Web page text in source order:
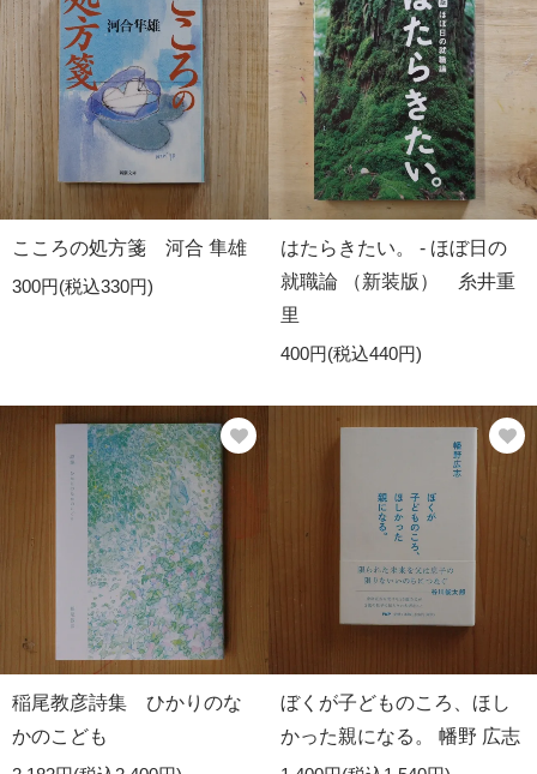
こころの処方箋 河合 隼雄
300円(税込330円)
はたらきたい。 - ほぼ日の
就職論 （新装版） 糸井重
里
400円(税込440円)
稲尾教彦詩集 ひかりのな
かのこども
ぼくが子どものころ、ほし
かった親になる。 幡野 広志